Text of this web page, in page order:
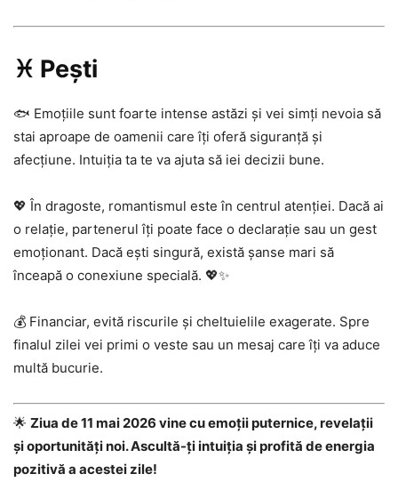
♓ Pești
🐟 Emoțiile sunt foarte intense astăzi și vei simți nevoia să
stai aproape de oamenii care îți oferă siguranță și
afecțiune. Intuiția ta te va ajuta să iei decizii bune.
💖 În dragoste, romantismul este în centrul atenției. Dacă ai
o relație, partenerul îți poate face o declarație sau un gest
emoționant. Dacă ești singură, există șanse mari să
înceapă o conexiune specială. 💖✨
💰 Financiar, evită riscurile și cheltuielile exagerate. Spre
finalul zilei vei primi o veste sau un mesaj care îți va aduce
multă bucurie.
🌟 Ziua de 11 mai 2026 vine cu emoții puternice, revelații
și oportunități noi. Ascultă-ți intuiția și profită de energia
pozitivă a acestei zile!